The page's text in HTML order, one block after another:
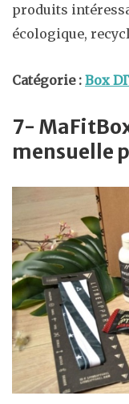
produits
écologique,
Catégorie : Box
7-
mensuelle